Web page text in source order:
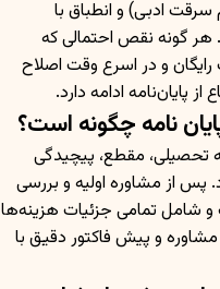
ادبی) و انطباق با
گونه نقص احتمالی که
و در اسرع وقت اصلاح
پایان‌نامه ادامه دارد.
تحصیلی، مقطع، پیچیدگی
از مشاوره اولیه و بررسی
شامل تمامی جزئیات هزینه‌ها
و پیش فاکتور دقیق با